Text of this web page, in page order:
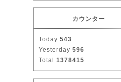
カウンター
Today 543
Yesterday 596
Total 1378415